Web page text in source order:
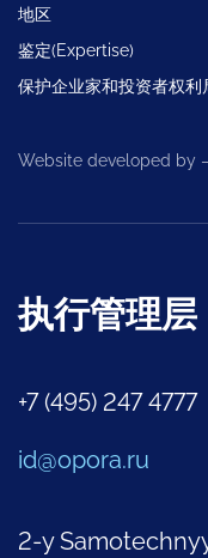
地区
鉴定(Expertise)
保护企业家和投资者权利
Website developed by
执行管理层
+7 (495) 247 4777
id@opora.ru
2-y